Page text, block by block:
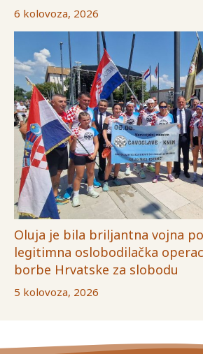
6 kolovoza, 2026
Oluja je bila briljantna vojna
legitimna oslobodilačka
borbe Hrvatske za slobodu
5 kolovoza, 2026